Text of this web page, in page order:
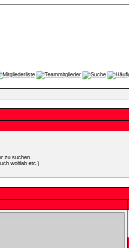
zu suchen.
woltlab etc.)